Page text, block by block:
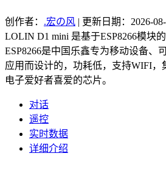
创作者： .宏の风 | 更新日期：2026-
LOLIN D1 mini 是基于ESP8266模块
ESP8266是中国乐鑫专为移动设备、
应用而设计的，功耗低，支持WIFI，
电子爱好者喜爱的芯片。
对话
遥控
实时数据
详细介绍